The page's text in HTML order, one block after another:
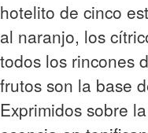
todos los rincones
frutos son la base
Exprimidos sobre
esencia en
delicias naturales.